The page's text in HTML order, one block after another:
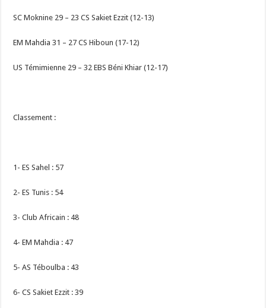
SC Moknine 29 – 23 CS Sakiet Ezzit (12-13)
EM Mahdia 31 – 27 CS Hiboun (17-12)
US Témimienne 29 – 32 EBS Béni Khiar (12-17)
Classement :
1- ES Sahel : 57
2- ES Tunis : 54
3- Club Africain : 48
4- EM Mahdia : 47
5- AS Téboulba : 43
6- CS Sakiet Ezzit : 39